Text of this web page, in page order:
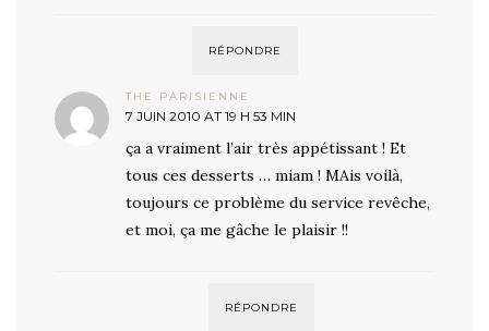
RÉPONDRE
THE PARISIENNE
7 JUIN 2010 AT 19 H 53 MIN
ça a vraiment l’air très appétissant ! Et
tous ces desserts … miam ! MAis voilà,
toujours ce problème du service revêche,
et moi, ça me gâche le plaisir !!
RÉPONDRE